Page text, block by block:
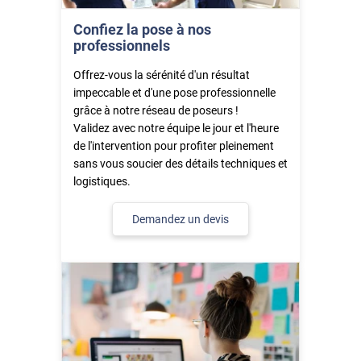
pose, bref, vous avez pensé à tout , bravo !!! Nous avons un
cellier avec une fenêtre sans volet, plein soleil l'après midi, et
Confiez la pose à nos
professionnels
Offrez-vous la sérénité d'un résultat
impeccable et d'une pose professionnelle
grâce à notre réseau de poseurs !
Validez avec notre équipe le jour et l'heure
de l'intervention pour profiter pleinement
sans vous soucier des détails techniques et
logistiques.
Demandez un devis